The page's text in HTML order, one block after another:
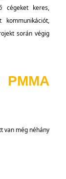
cégeket keres,
során végig
van még néhány